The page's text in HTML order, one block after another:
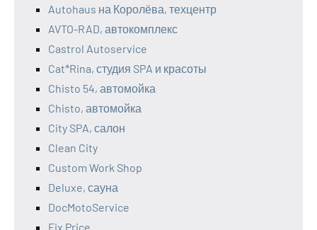
Autohaus на Королёва, техцентр
AVTO-RAD, автокомплекс
Castrol Autoservice
Cat*Rina, студия SPA и красоты
Chisto 54, автомойка
Chisto, автомойка
City SPA, салон
Clean City
Custom Work Shop
Deluxe, сауна
DocMotoService
Fix Price